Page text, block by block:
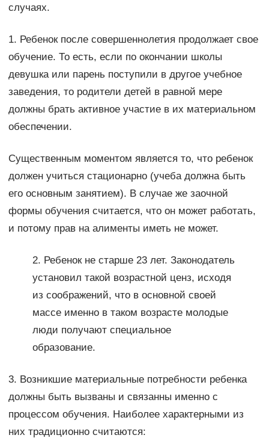
случаях.
1. Ребенок после совершеннолетия продолжает свое
обучение. То есть, если по окончании школы
девушка или парень поступили в другое учебное
заведения, то родители детей в равной мере
должны брать активное участие в их материальном
обеспечении.
Существенным моментом является то, что ребенок
должен учиться стационарно (учеба должна быть
его основным занятием). В случае же заочной
формы обучения считается, что он может работать,
и потому прав на алименты иметь не может.
2. Ребенок не старше 23 лет. Законодатель
установил такой возрастной ценз, исходя
из соображений, что в основной своей
массе именно в таком возрасте молодые
люди получают специальное
образование.
3. Возникшие материальные потребности ребенка
должны быть вызваны и связанны именно с
процессом обучения. Наиболее характерными из
них традиционно считаются: